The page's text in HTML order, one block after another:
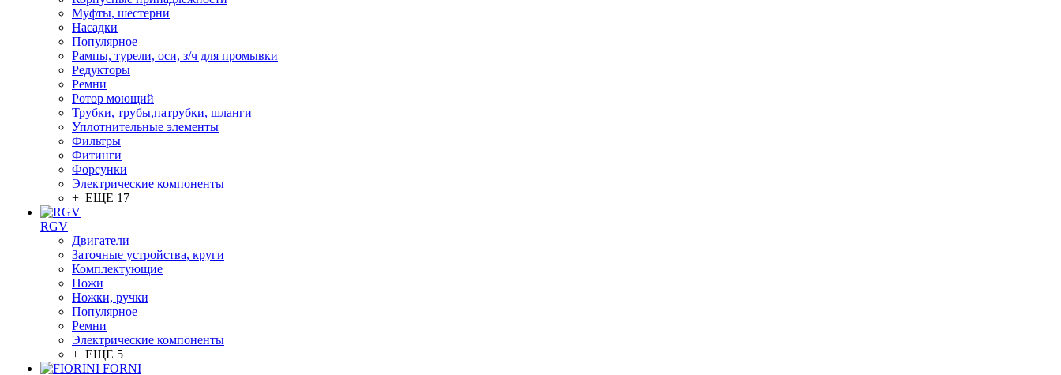
Муфты, шестерни
Насадки
Популярное
Рампы, турели, оси, з/ч для промывки
Редукторы
Ремни
Ротор моющий
Трубки, трубы,патрубки, шланги
Уплотнительные элементы
Фильтры
Фитинги
Форсунки
Электрические компоненты
+ ЕЩЕ 17
RGV
Двигатели
Заточные устройства, круги
Комплектующие
Ножи
Ножки, ручки
Популярное
Ремни
Электрические компоненты
+ ЕЩЕ 5